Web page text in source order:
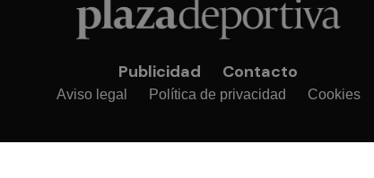
Publicidad Contacto
Aviso legal Política de privacidad Cookies